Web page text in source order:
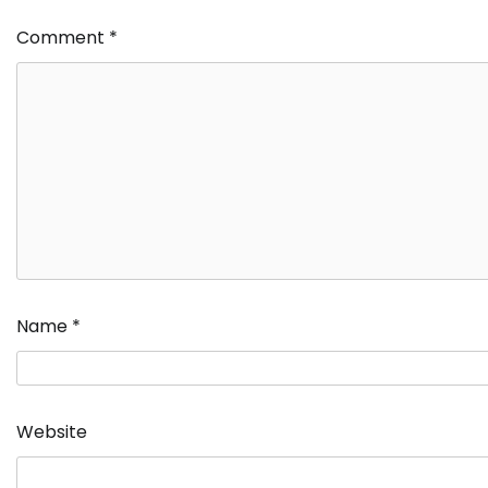
Comment *
Name *
Website